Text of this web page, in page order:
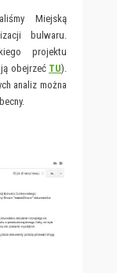
Miejską
bulwaru.
projektu
obejrzeć TU).
analiz można